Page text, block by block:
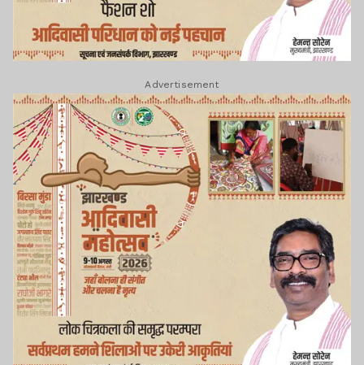
HC का निर्देश: मृतक के
आश्रित को भुगतान करें या
शिक्षा विभाग के अफसर 25
को हाजिर हों
झारखंड न्यूज़
ईडी को दस्तावेज देने में
कोयला व्यापारी एलबी सिंह
कर रहे आनाकानी
Lagatar Media की यह खबर आपको कैसी लगी.
नीचे दिए गए कमेंट बॉक्स में अपनी राय साझा करें.
Advertisement